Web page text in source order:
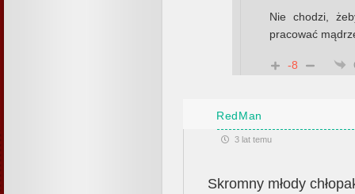
Nie chodzi,
pracować
-8
RedMan
3 lat temu
Skromny młody